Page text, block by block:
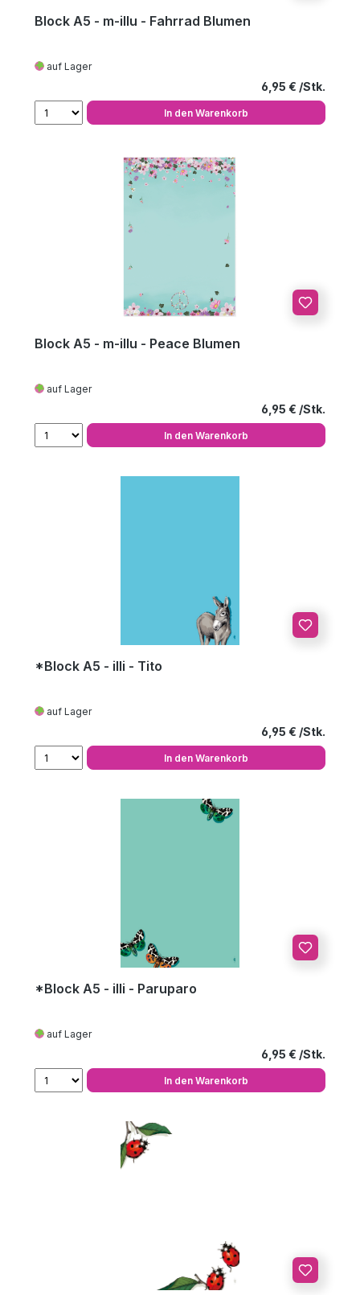
Block A5 - m-illu - Fahrrad Blumen
auf Lager
Regulärer
6,95 €
In den Warenkorb
Block A5 - m-illu - Peace Blumen
auf Lager
Regulärer
6,95 €
In den Warenkorb
*Block A5 - illi - Tito
auf Lager
Regulärer
6,95 €
In den Warenkorb
*Block A5 - illi - Paruparo
auf Lager
Regulärer
6,95 €
In den Warenkorb